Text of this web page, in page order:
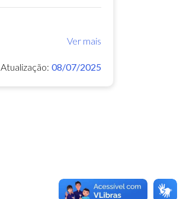
Ver mais
Atualização: 08/07/2025